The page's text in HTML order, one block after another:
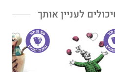
לעניין אותך